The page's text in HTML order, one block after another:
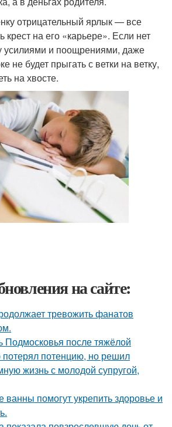
отрицательный ярлык — все
крест на его «карьере». Если нет
усилиями и поощрениями, даже
не будет прыгать с ветки на ветку,
на хвосте.
на сайте:
тревожить фанатов
Подмосковья после тяжёлой
потерял потенцию, но решил
жизнь с молодой супругой,
помогут укрепить здоровье и